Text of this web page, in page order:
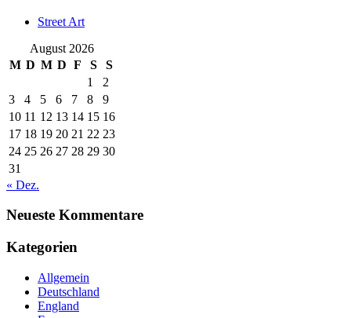
Street Art
August 2026
M D M D F S
S
1
2
3
4 5 6 7 8
9
10 11 12 13 14 15 16
17 18 19 20 21 22 23
24 25 26 27 28 29 30
31
« Dez.
Neueste Kommentare
Kategorien
Allgemein
Deutschland
England